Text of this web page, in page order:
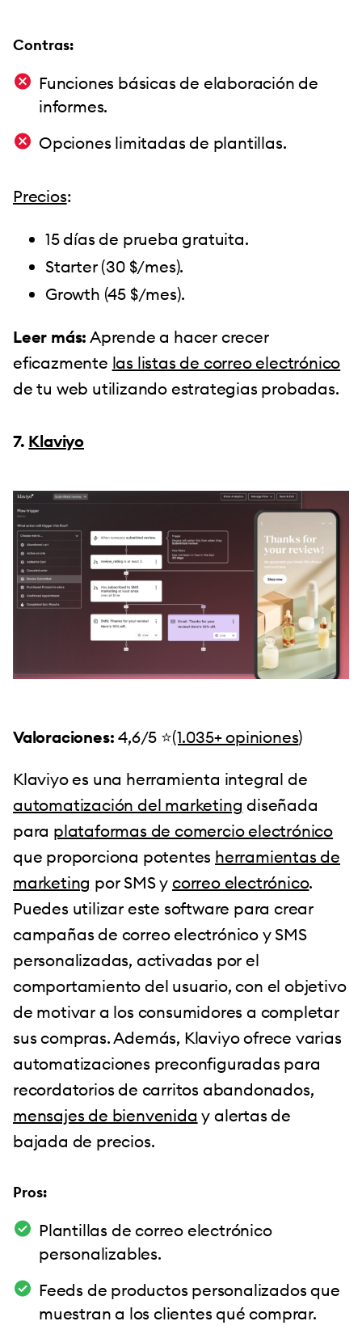
Contras:
Funciones básicas de elaboración de
informes.
Opciones limitadas de plantillas.
Precios:
15 días de prueba gratuita.
Starter (30 $/mes).
Growth (45 $/mes).
Leer más: Aprende a hacer crecer
eficazmente las listas de correo electrónico
de tu web utilizando estrategias probadas.
7. Klaviyo
Valoraciones: 4,6/5 ⭐️(1.035+ opiniones)
Klaviyo es una herramienta integral de
automatización del marketing diseñada
para plataformas de comercio electrónico
que proporciona potentes herramientas de
marketing por SMS ycorreo electrónico.
Puedes utilizar este software para crear
campañas de correo electrónico y SMS
personalizadas, activadas por el
comportamiento del usuario, con el objetivo
de motivar a los consumidores a completar
sus compras. Además, Klaviyo ofrece varias
automatizaciones preconfiguradas para
recordatorios de carritos abandonados,
mensajes de bienvenida y alertas de
bajada de precios.
Pros:
Plantillas de correo electrónico
personalizables.
Feeds de productos personalizados que
muestran a los clientes qué comprar.